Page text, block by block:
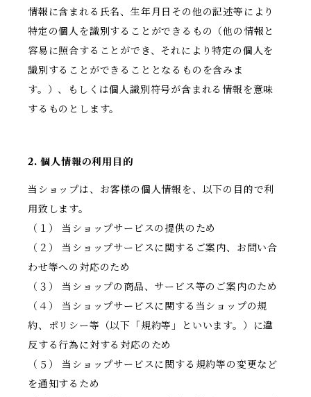
情報に含まれる氏名、生年月日その他の記述等により
特定の個人を識別することができるもの（他の情報と
容易に照合することができ、それにより特定の個人を
識別することができることとなるものを含みま
す。）、もしくは個人識別符号が含まれる情報を意味
するものとします。
2. 個人情報の利用目的
当ショップは、お客様の個人情報を、以下の目的で利
用致します。
（１） 当ショップサービスの提供のため
（２） 当ショップサービスに関するご案内、お問い合
わせ等への対応のため
（３） 当ショップの商品、サービス等のご案内のため
（４） 当ショップサービスに関する当ショップの規
約、ポリシー等（以下「規約等」といいます。）に違
反する行為に対する対応のため
（５） 当ショップサービスに関する規約等の変更など
を通知するため